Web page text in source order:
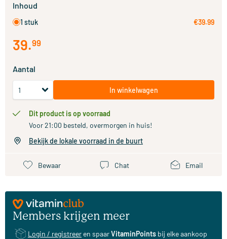
Inhoud
1 stuk €39.99
39.99
Aantal
In winkelwagen
Dit product is op voorraad
Voor 21:00 besteld, overmorgen in huis!
Bekijk de lokale voorraad in de buurt
Bewaar Chat Email
Members krijgen meer
Login / registreer en spaarVitaminPoints bij elke aankoop